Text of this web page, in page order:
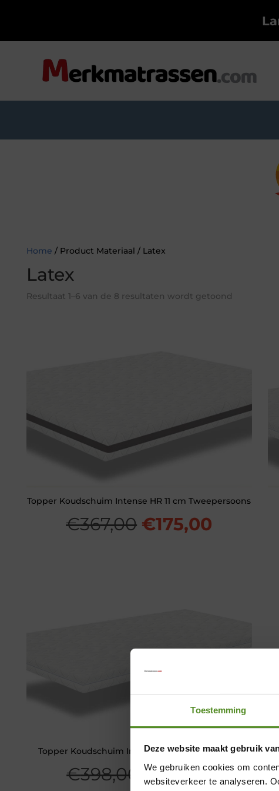
Toestemming
Deze website maakt gebruik
We gebruiken cookies om
websiteverkeer te analyseren.
Home / Product Materiaal / Latex
Latex
Resultaat 1–6 van de 8 resultaten wordt getoond
Topper Koudschuim Intense HR 11 cm Tweepersoons
€367,00 Oorspronkelijke
€175,00
Topper Koudschuim Intense HR 8 cm Twijfelaar
€398,00 €119,00